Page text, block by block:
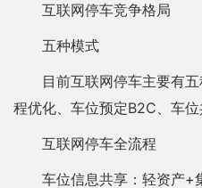
互联网停车竞争格局
五种模式
目前互联网停车主要有
程优化、车位预定B2C、车位
互联网停车全流程
车位信息共享：轻资产+